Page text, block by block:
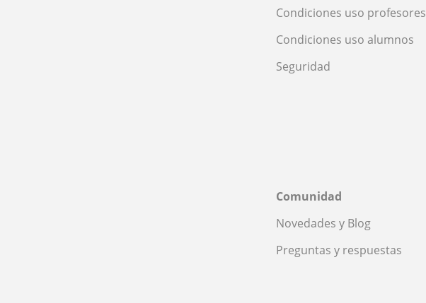
Condiciones uso profesores
Condiciones uso alumnos
Seguridad
Comunidad
Novedades y Blog
Preguntas y respuestas